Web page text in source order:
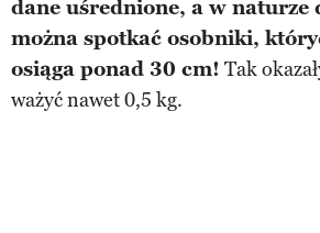
dane uśrednione, a w naturze
można spotkać osobniki,
osiąga ponad 30 cm! Tak
ważyć nawet 0,5 kg.